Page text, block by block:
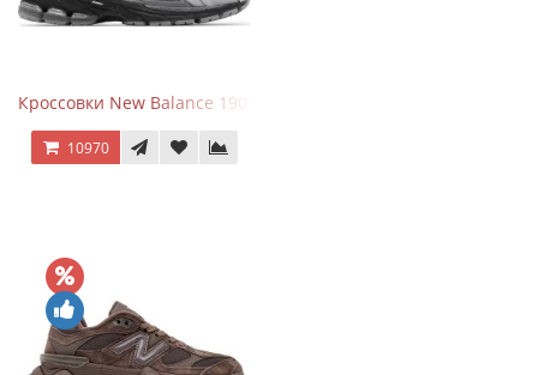
Кроссовки New Balance 1906R Brighton Grey
10970